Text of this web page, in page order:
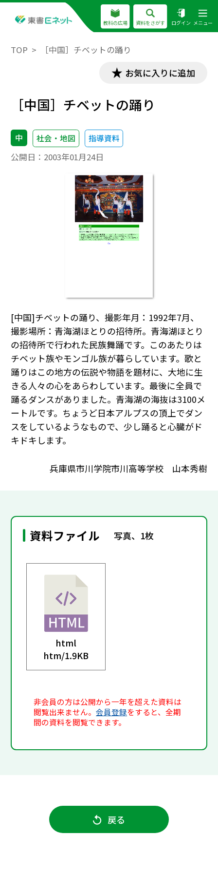
教科の広場 資料をさがす ログイン メニュー
TOP ［中国］チベットの踊り
お気に入りに追加
［中国］チベットの踊り
中 社会・地図 指導資料
公開日： 2003年01月24日
[中国]チベットの踊り、撮影年月：1992年7月、
撮影場所：青海湖ほとりの招待所。青海湖ほとり
の招待所で行われた民族舞踊です。このあたりは
チベット族やモンゴル族が暮らしています。歌と
踊りはこの地方の伝説や物語を題材に、大地に生
きる人々の心をあらわしています。最後に全員で
踊るダンスがありました。青海湖の海抜は3100メ
ートルです。ちょうど日本アルプスの頂上でダン
スをしているようなもので、少し踊ると心臓がド
キドキします。
兵庫県市川学院市川高等学校 山本秀樹
資料ファイル 写真、1枚
html
htm/1.9KB
非会員の方は公開から一年を超えた資料は
閲覧出来ません。会員登録をすると、全期
間の資料を閲覧できます。
戻る